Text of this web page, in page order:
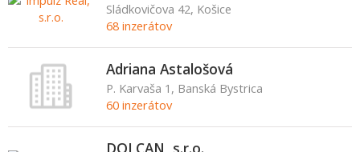
Sládkovičova 42, Košice
68 inzerátov
Adriana Astalošová
P. Karvaša 1, Banská Bystrica
60 inzerátov
DOLCAN, s.r.o.